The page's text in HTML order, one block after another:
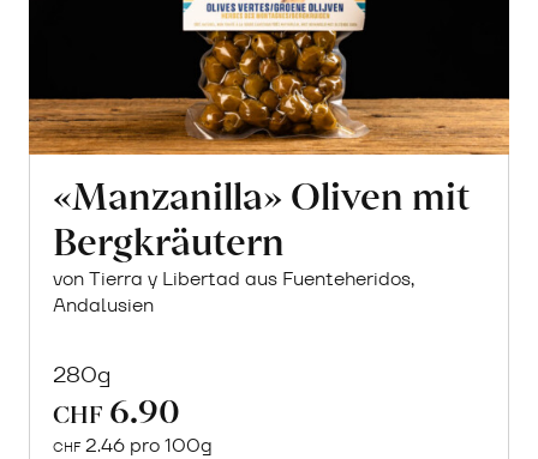
«Manzanilla» Oliven mit
Bergkräutern
von Tierra y Libertad aus Fuenteheridos,
Andalusien
280g
CHF 6.90
CHF 2.46 pro 100g